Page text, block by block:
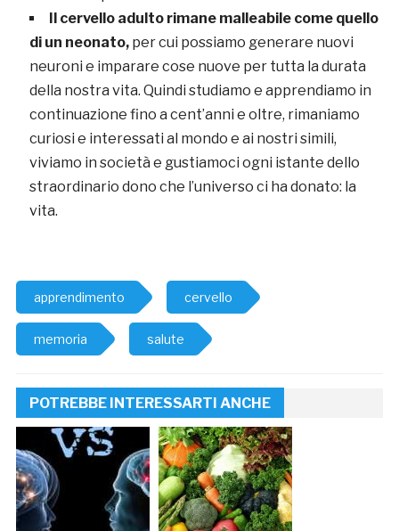
Il cervello adulto rimane malleabile come quello
di un neonato,per cui possiamo generare nuovi
neuroni e imparare cose nuove per tutta la durata
della nostra vita. Quindi studiamo e apprendiamo in
continuazione fino a cent’anni e oltre, rimaniamo
curiosi e interessati al mondo e ai nostri simili,
viviamo in società e gustiamoci ogni istante dello
straordinario dono che l’universo ci ha donato: la
vita.
apprendimento cervello
memoria salute
POTREBBE INTERESSARTI ANCHE